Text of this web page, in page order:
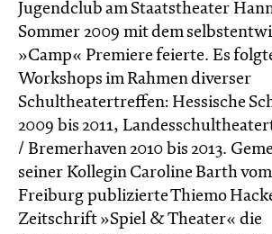
Jugendclub am Staatstheater
Sommer 2009 mit dem
»Camp« Premiere feierte. Es
Workshops im Rahmen diverser
Schultheatertreffen: Hessische
2009 bis 2011,
/ Bremerhaven 2010 bis 2013.
seiner Kollegin Caroline Barth
Freiburg publizierte Thiemo
Zeitschrift »Spiel & Theater« die